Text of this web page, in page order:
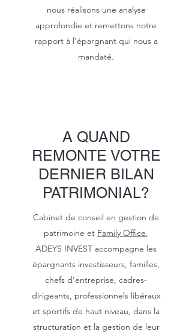
nous réalisons une analyse
approfondie et remettons notre
rapport à l'épargnant qui nous a
mandaté.
A QUAND
REMONTE VOTRE
DERNIER BILAN
PATRIMONIAL?
Cabinet de conseil en gestion de
patrimoine et Family Office,
ADEYS INVEST accompagne les
épargnants investisseurs, familles,
chefs d’entreprise, cadres-
dirigeants, professionnels libéraux
et sportifs de haut niveau, dans la
structuration et la gestion de leur